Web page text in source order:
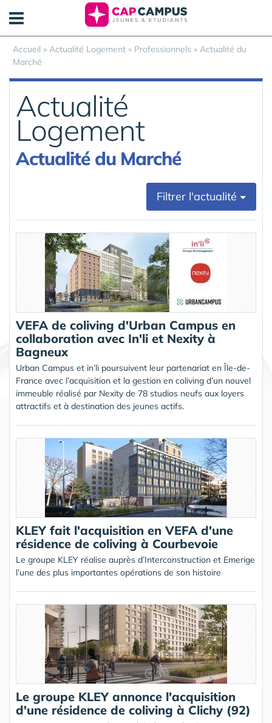
Accueil » Actualité Logement » Professionnels » Actualité du
Marché
Actualité
Logement
Actualité du Marché
Filtrer l'actualité
VEFA de coliving d'Urban Campus en
collaboration avec In'li et Nexity à
Bagneux
Urban Campus et in’li poursuivent leur partenariat en Île-de-
France avec l’acquisition et la gestion en coliving d’un nouvel
immeuble réalisé par Nexity de 78 studios neufs aux loyers
attractifs et à destination des jeunes actifs.
KLEY fait l'acquisition en VEFA d'une
résidence de coliving à Courbevoie
Le groupe KLEY réalise auprès d’Interconstruction et Emerige
l’une des plus importantes opérations de son histoire
Le groupe KLEY annonce l'acquisition
d'une résidence de coliving à Clichy (92)
Panneau de gestion des cookies